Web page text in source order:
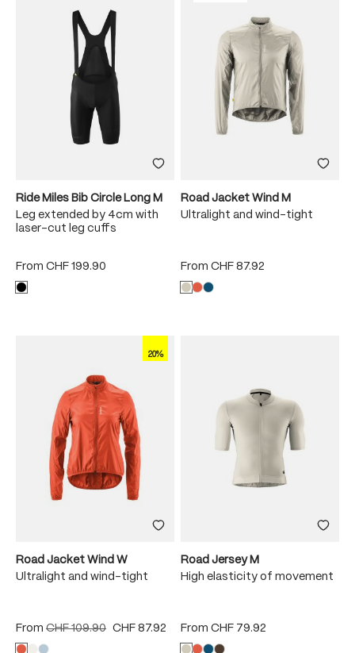
Ride Miles Bib Circle Long M
Leg extended by 4cm with
laser-cut leg cuffs
From CHF 199.90
Road Jacket Wind M
Ultralight and wind-tight
From CHF 87.92
20%
Road Jacket Wind W
Ultralight and wind-tight
From CHF 109.90 CHF 87.92
Road Jersey M
High elasticity of movement
From CHF 79.92